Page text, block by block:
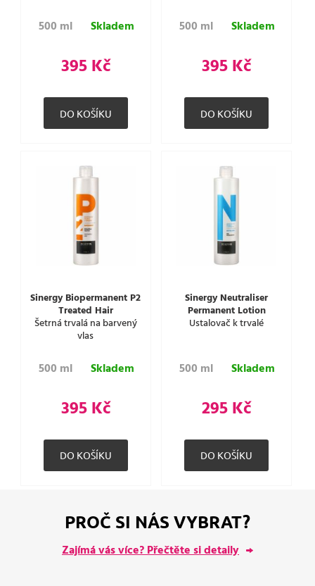
500 ml Skladem
395 Kč
500 ml Skladem
395 Kč
Sinergy Biopermanent P2
Treated Hair
Šetrná trvalá na barvený
vlas
500 ml Skladem
395 Kč
Sinergy Neutraliser
Permanent Lotion
Ustalovač k trvalé
500 ml Skladem
295 Kč
PROČ SI NÁS VYBRAT?
Zajímá vás více? Přečtěte si detaily